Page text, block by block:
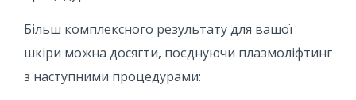
Більш комплексного результату для вашої
шкіри можна досягти, поєднуючи плазмоліфтинг
з наступними процедурами: